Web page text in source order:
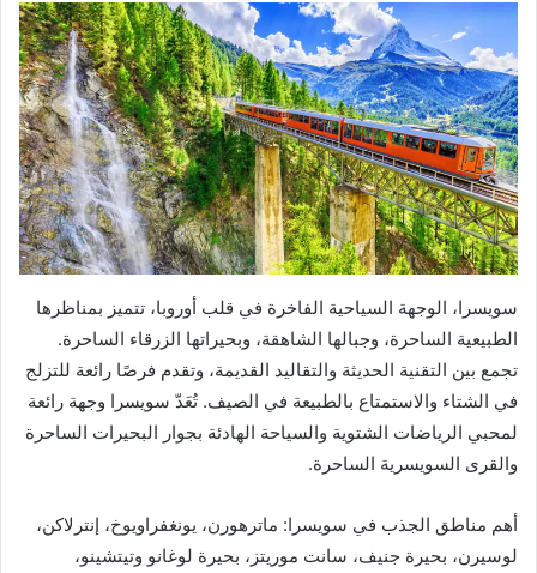
سويسرا، الوجهة السياحية الفاخرة في قلب أوروبا، تتميز بمناظرها
الطبيعية الساحرة، وجبالها الشاهقة، وبحيراتها الزرقاء الساحرة.
تجمع بين التقنية الحديثة والتقاليد القديمة، وتقدم فرصًا رائعة للتزلج
في الشتاء والاستمتاع بالطبيعة في الصيف. تُعَدّ سويسرا وجهة رائعة
لمحبي الرياضات الشتوية والسياحة الهادئة بجوار البحيرات الساحرة
والقرى السويسرية الساحرة.
أهم مناطق الجذب في سويسرا: ماترهورن، يونغفراويوخ، إنترلاكن،
لوسيرن، بحيرة جنيف، سانت موريتز، بحيرة لوغانو وتيتشينو،